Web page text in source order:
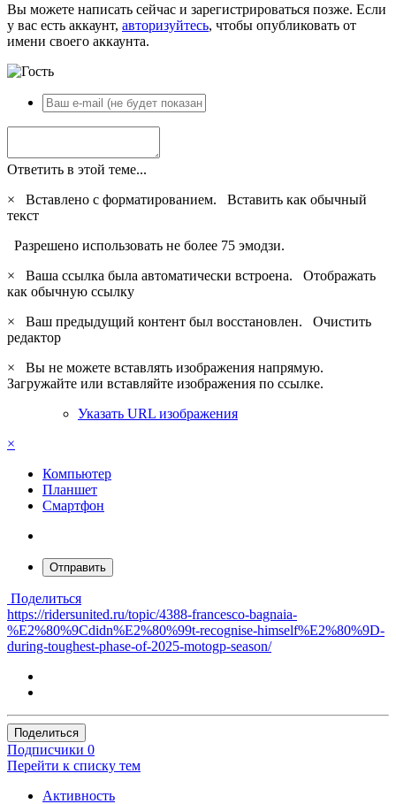
Вы можете написать сейчас и зарегистрироваться позже. Если
у вас есть аккаунт, авторизуйтесь, чтобы опубликовать от
имени своего аккаунта.
Ответить в этой теме...
×
Вставлено с форматированием. Вставить как обычный
текст
Разрешено использовать не более 75 эмодзи.
×
Ваша ссылка была автоматически встроена. Отображать
как обычную ссылку
×
Ваш предыдущий контент был восстановлен. Очистить
редактор
×
Вы не можете вставлять изображения напрямую.
Загружайте или вставляйте изображения по ссылке.
Указать URL изображения
×
Компьютер
Планшет
Смартфон
Отправить
Поделиться
https://ridersunited.ru/topic/4388-francesco-bagnaia-
%E2%80%9Cdidn%E2%80%99t-recognise-himself%E2%80%9D-
during-toughest-phase-of-2025-motogp-season/
Поделиться
Подписчики 0
Перейти к списку тем
Активность